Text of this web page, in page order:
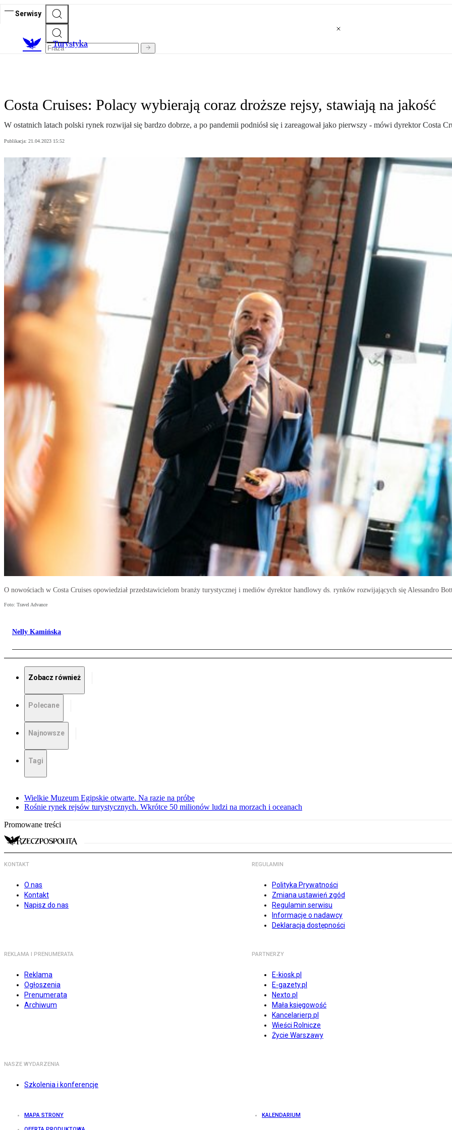
Serwisy
Turystyka
Costa Cruises: Polacy wybierają coraz droższe rejsy, stawiają na jakość
W ostatnich latach polski rynek rozwijał się bardzo dobrze, a po pandemii podniósł się i zareagował jako pierwszy - mówi dyrektor Costa
Publikacja: 21.04.2023 15:52
O nowościach w Costa Cruises opowiedział przedstawicielom branży turystycznej i mediów dyrektor handlowy ds. rynków rozwijających się Alessandro
Foto: Travel Advance
Nelly Kamińska
Zobacz również
Polecane
Najnowsze
Tagi
Wielkie Muzeum Egipskie otwarte. Na razie na próbę
Rośnie rynek rejsów turystycznych. Wkrótce 50 milionów ludzi na morzach i oceanach
Promowane treści
KONTAKT
O nas
Kontakt
Napisz do nas
REGULAMIN
Polityka Prywatności
Zmiana ustawień zgód
Regulamin serwisu
Informacje o nadawcy
Deklaracja dostępności
REKLAMA I PRENUMERATA
Reklama
Ogłoszenia
Prenumerata
Archiwum
PARTNERZY
E-kiosk.pl
E-gazety.pl
Nexto.pl
Mała księgowość
Kancelarierp.pl
Wieści Rolnicze
Życie Warszawy
NASZE WYDARZENIA
Szkolenia i konferencje
MAPA STRONY KALENDARIUM